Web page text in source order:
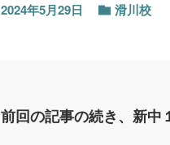
2024年5月29日 滑川校
前回の記事の続き、新中